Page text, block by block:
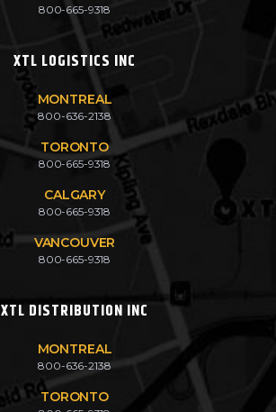
800-665-9318
XTL LOGISTICS INC
MONTREAL
800-636-2138
TORONTO
800-665-9318
CALGARY
800-665-9318
VANCOUVER
800-665-9318
XTL DISTRIBUTION INC
MONTREAL
800-636-2138
TORONTO